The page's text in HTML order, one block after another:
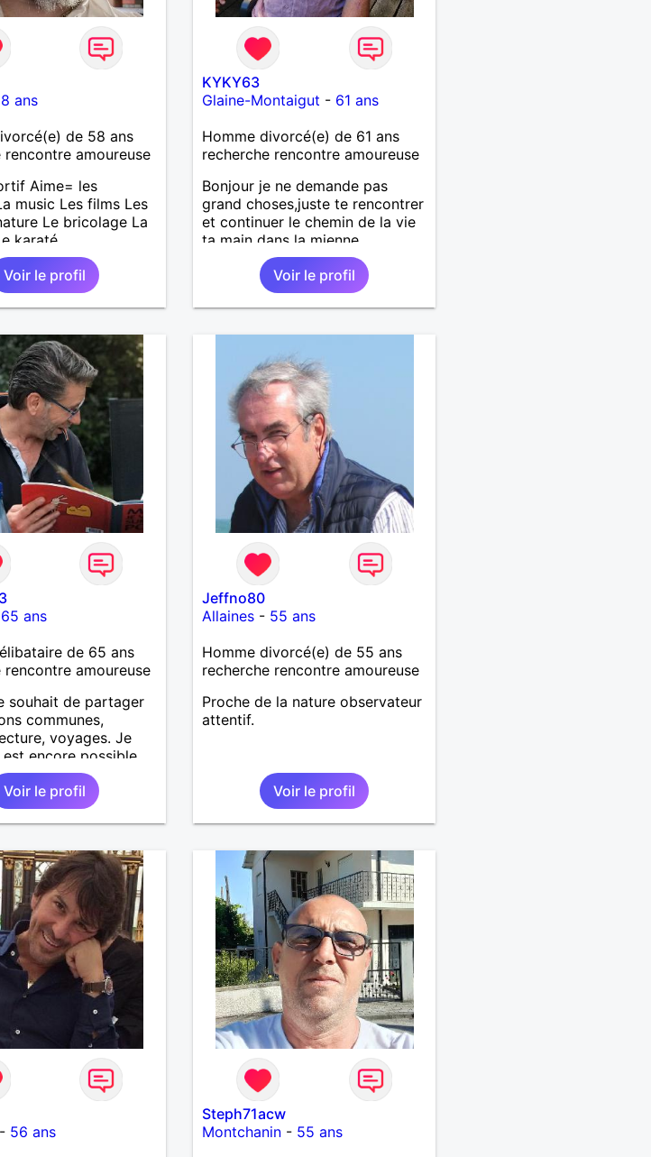
ans
de 58 ans
rencontre amoureuse
Aime= les
music Les films Les
Le bricolage La
karaté
Voir le profil
KYKY63
Glaine-Montaigut - 61 ans
Homme divorcé(e) de 61 ans
recherche rencontre amoureuse
Bonjour je ne demande pas
grand choses,juste te rencontrer
et continuer le chemin de la vie
ta main dans la mienne
Voir le profil
65 ans
de 65 ans
rencontre amoureuse
souhait de partager
communes,
voyages. Je
encore possible
rencontre qui
et vous fait vous
regards complices,
les silences qui
vision, parlons-nous.
Voir le profil
Jeffno80
Allaines - 55 ans
Homme divorcé(e) de 55 ans
recherche rencontre amoureuse
Proche de la nature observateur
attentif.
Voir le profil
56 ans
Steph71acw
Montchanin - 55 ans